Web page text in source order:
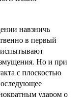
навзничь
в первый
испытывают
Но и при
с плоскостью
ударом о